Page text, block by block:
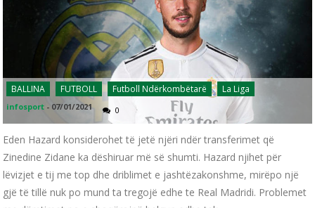
BALLINA FUTBOLL Futboll Ndërkombëtarë La Liga
infosport - 07/01/2021 0
Eden Hazard konsiderohet të jetë njëri ndër transferimet që
Zinedine Zidane ka dëshiruar më së shumti. Hazard njihet për
lëvizjet e tij me top dhe driblimet e jashtëzakonshme, mirëpo një
gjë të tillë nuk po mund ta tregojë edhe te Real Madridi. Problemet